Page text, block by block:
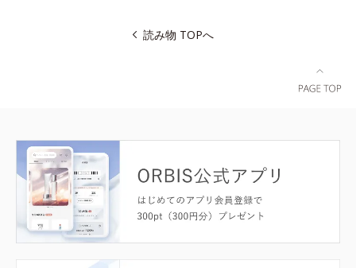
読み物 TOPへ